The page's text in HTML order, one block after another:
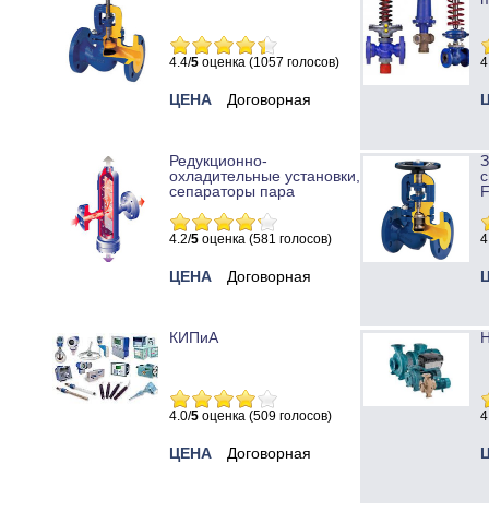
4.4/5 оценка (1057 голосов)
ЦЕНА Договорная
Редукционно-
охладительные установки,
сепараторы пара
4.2/5 оценка (581 голосов)
ЦЕНА Договорная
КИПиА
4.0/5 оценка (509 голосов)
ЦЕНА Договорная